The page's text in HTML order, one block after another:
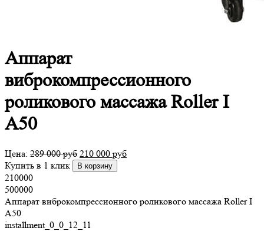
Аппарат
виброкомпрессионного
роликового массажа Roller I
A50
Цена: 289 000руб 210 000 руб
Купить в 1 клик
В корзину
210000
500000
Аппарат виброкомпрессионного роликового массажа Roller I
A50
installment_0_0_12_11